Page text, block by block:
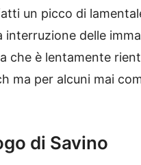
un picco di
interruzione delle
che è lentamente
ma per alcuni mai
di Savino